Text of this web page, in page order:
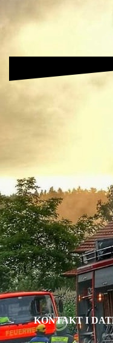
KONTAKT I
Cookie-Einstellungen
Diese Webseite verwendet
Nutzererlebnis zu bieten.
nur angezeigt, wenn die
Datenverarbeitung kann